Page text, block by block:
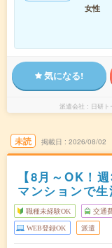
女性
気になる!
派遣会社 日研
未読 掲載日 2026/08/02
【8月～OK！
マンションで
職種未経験OK 交通
WEB登録OK 派遣